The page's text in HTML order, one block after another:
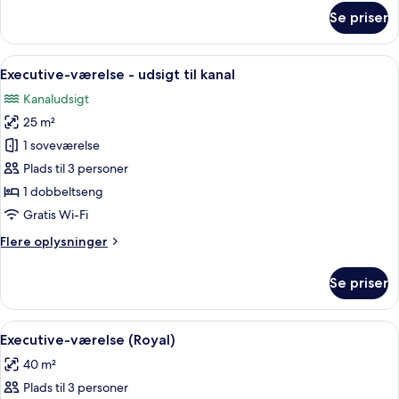
værelse
Se priser
Indlæs
alle
billeder
af
Executive-
værelse
-
udsigt
kanal
Et soveværelse med en stor seng,
5
Executive-værelse - udsigt til kanal
Kanaludsigt
25 m²
1 soveværelse
Plads til 3 personer
1 dobbeltseng
Gratis Wi-Fi
Flere oplysninger
Flere
værelse
udsigt
kanal
Se priser
Indlæs
alle
billeder
af
Et soveværelse med en stor seng,
6
Executive-værelse (Royal)
40 m²
Plads til 3 personer